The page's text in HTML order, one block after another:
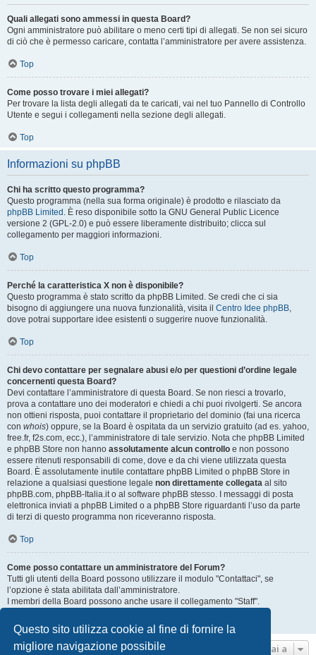
Questo sito utilizza cookie al fine di fornire la
migliore navigazione possibile
Quali allegati sono ammessi in questa Board?
Ogni amministratore può abilitare o meno certi tipi di allegati. Se non sei sicuro
di ciò che è permesso caricare, contatta l’amministratore per avere assistenza.
Top
Come posso trovare i miei allegati?
Per trovare la lista degli allegati da te caricati, vai nel tuo Pannello di Controllo
Utente e segui i collegamenti nella sezione degli allegati.
Top
Informazioni su phpBB
Chi ha scritto questo programma?
Questo programma (nella sua forma originale) è prodotto e rilasciato da
phpBB Limited . È reso disponibile sotto la GNU General Public Licence
versione 2 (GPL-2.0) e può essere liberamente distribuito; clicca sul
collegamento per maggiori informazioni.
Top
Perché la caratteristica X non è disponibile?
Questo programma è stato scritto da phpBB Limited. Se credi che ci sia
bisogno di aggiungere una nuova funzionalità, visita il Centro Idee phpBB,
dove potrai supportare idee esistenti o suggerire nuove funzionalità.
Top
Chi devo contattare per segnalare abusi e/o per questioni d’ordine legale
concernenti questa Board?
Devi contattare l’amministratore di questa Board. Se non riesci a trovarlo,
prova a contattare uno dei moderatori e chiedi a chi puoi rivolgerti. Se ancora
non ottieni risposta, puoi contattare il proprietario del dominio (fai una ricerca
con whois) oppure, se la Board è ospitata da un servizio gratuito (ad es. yahoo,
free.fr, f2s.com, ecc.), l’amministratore di tale servizio. Nota che phpBB Limited
e phpBB Store non hanno assolutamente alcun controllo e non possono
essere ritenuti responsabili di come, dove e da chi viene utilizzata questa
Board. È assolutamente inutile contattare phpBB Limited o phpBB Store in
relazione a qualsiasi questione legale non direttamente collegata al sito
phpBB.com, phpBB-Italia.it o al software phpBB stesso. I messaggi di posta
elettronica inviati a phpBB Limited o a phpBB Store riguardanti l’uso da parte
di terzi di questo programma non riceveranno risposta.
Top
Come posso contattare un amministratore del Forum?
Tutti gli utenti della Board possono utilizzare il modulo "Contattaci", se
l’opzione è stata abilitata dall’amministratore.
I membri della Board possono anche usare il collegamento "Staff".
Top
Vai a